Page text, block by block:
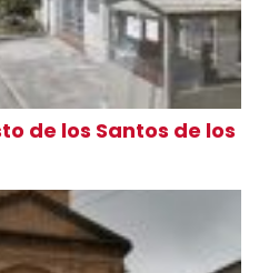
de los Santos de los